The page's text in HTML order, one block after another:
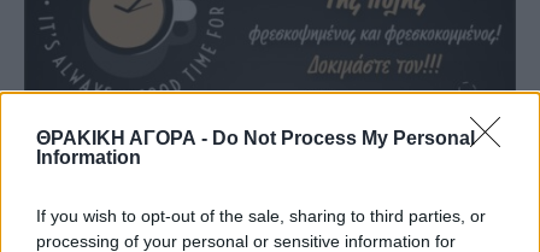
ΘΡΑΚΙΚΗ ΑΓΟΡΑ - Do Not Process My Personal
Information
If you wish to opt-out of the sale, sharing to third parties, or
processing of your personal or sensitive information for